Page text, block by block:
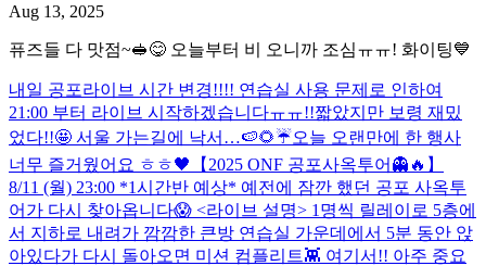
Aug 13, 2025
퓨즈들 다 맛점~🥪😋 오늘부터 비 오니까 조심ㅠㅠ! 화이팅💙
내일 공포라이브 시간 변경!!!! 연습실 사용 문제로 인하여
21:00 부터 라이브 시작하겠습니다ㅠㅠ!!짧았지만 보령 재밌
었다!!🤩 서울 가는길에 낙서…🍉🌻☔️오늘 오랜만에 한 행사
너무 즐거웠어요 ㅎㅎ🖤
【2025 ONF 공포사옥투어👻🔥】
8/11 (월) 23:00 *1시간반 예상* 예전에 잠깐 했던 공포 사옥투
어가 다시 찾아옵니다😱 <라이브 설명> 1명씩 릴레이로 5층에
서 지하로 내려가 깜깜한 큰방 연습실 가운데에서 5분 동안 앉
아있다가 다시 돌아오면 미션 컴플리트👾 여기서!! 아주 중요